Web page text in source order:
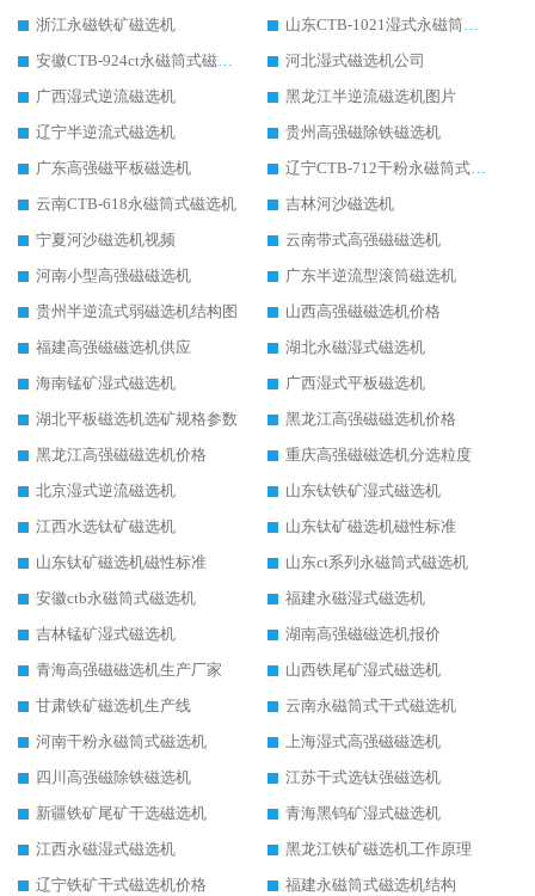
浙江永磁铁矿磁选机
山东CTB-1021湿式永磁筒式磁选机
安徽CTB-924ct永磁筒式磁选机
河北湿式磁选机公司
广西湿式逆流磁选机
黑龙江半逆流磁选机图片
辽宁半逆流式磁选机
贵州高强磁除铁磁选机
广东高强磁平板磁选机
辽宁CTB-712干粉永磁筒式磁选机
云南CTB-618永磁筒式磁选机
吉林河沙磁选机
宁夏河沙磁选机视频
云南带式高强磁磁选机
河南小型高强磁磁选机
广东半逆流型滚筒磁选机
贵州半逆流式弱磁选机结构图
山西高强磁磁选机价格
福建高强磁磁选机供应
湖北永磁湿式磁选机
海南锰矿湿式磁选机
广西湿式平板磁选机
湖北平板磁选机选矿规格参数
黑龙江高强磁磁选机价格
黑龙江高强磁磁选机价格
重庆高强磁磁选机分选粒度
北京湿式逆流磁选机
山东钛铁矿湿式磁选机
江西水选钛矿磁选机
山东钛矿磁选机磁性标准
山东钛矿磁选机磁性标准
山东ct系列永磁筒式磁选机
安徽ctb永磁筒式磁选机
福建永磁湿式磁选机
吉林锰矿湿式磁选机
湖南高强磁磁选机报价
青海高强磁磁选机生产厂家
山西铁尾矿湿式磁选机
甘肃铁矿磁选机生产线
云南永磁筒式干式磁选机
河南干粉永磁筒式磁选机
上海湿式高强磁磁选机
四川高强磁除铁磁选机
江苏干式选钛强磁选机
新疆铁矿尾矿干选磁选机
青海黑钨矿湿式磁选机
江西永磁湿式磁选机
黑龙江铁矿磁选机工作原理
辽宁铁矿干式磁选机价格
福建永磁筒式磁选机结构